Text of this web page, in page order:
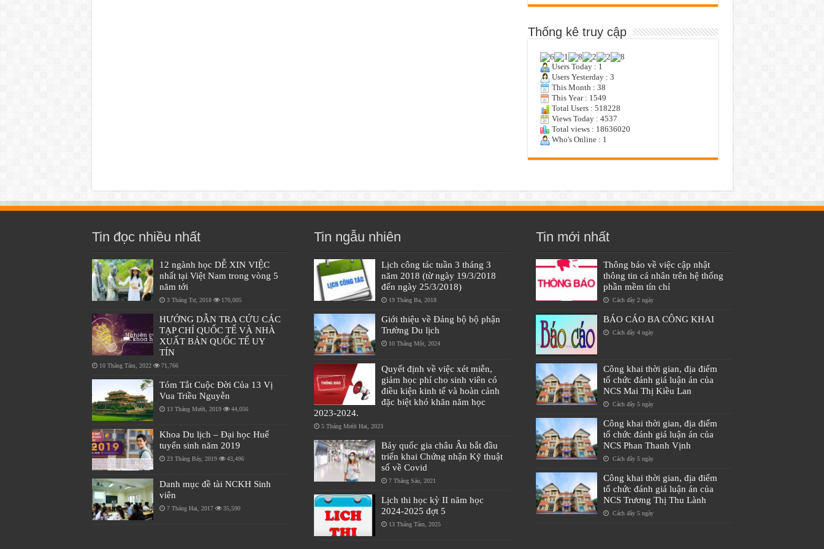
Thống kê truy cập
Users Today : 1
Users Yesterday : 3
This Month : 38
This Year : 1549
Total Users : 518228
Views Today : 4537
Total views : 18636020
Who's Online : 1
Tin đọc nhiều nhất
12 ngành học DỄ XIN VIỆC
nhất tại Việt Nam trong vòng 5
năm tới
3 Tháng Tư, 2018 170,005
HƯỚNG DẪN TRA CỨU CÁC
TẠP CHÍ QUỐC TẾ VÀ NHÀ
XUẤT BẢN QUỐC TẾ UY
TÍN
10 Tháng Tám, 2022 71,766
Tóm Tắt Cuộc Đời Của 13 Vị
Vua Triều Nguyễn
13 Tháng Mười, 2019 44,056
Khoa Du lịch – Đại học Huế
tuyển sinh năm 2019
23 Tháng Bảy, 2019 43,496
Danh mục đề tài NCKH Sinh
viên
7 Tháng Hai, 2017 35,590
Tin ngẫu nhiên
Lịch công tác tuần 3 tháng 3
năm 2018 (từ ngày 19/3/2018
đến ngày 25/3/2018)
19 Tháng Ba, 2018
Giới thiệu về Đảng bộ bộ phận
Trường Du lịch
10 Tháng Một, 2024
Quyết định về việc xét miễn,
giảm học phí cho sinh viên có
điều kiện kinh tế và hoàn cảnh
đặc biệt khó khăn năm học
2023-2024.
5 Tháng Mười Hai, 2023
Bảy quốc gia châu Âu bắt đầu
triển khai Chứng nhận Kỹ thuật
số về Covid
7 Tháng Sáu, 2021
Lịch thi học kỳ II năm học
2024-2025 đợt 5
13 Tháng Tám, 2025
Tin mới nhất
Thông báo về việc cập nhật
thông tin cá nhân trên hệ thống
phần mềm tín chỉ
Cách đây 2 ngày
BÁO CÁO BA CÔNG KHAI
Cách đây 4 ngày
Công khai thời gian, địa điểm
tổ chức đánh giá luận án của
NCS Mai Thị Kiều Lan
Cách đây 5 ngày
Công khai thời gian, địa điểm
tổ chức đánh giá luận án của
NCS Phan Thanh Vịnh
Cách đây 5 ngày
Công khai thời gian, địa điểm
tổ chức đánh giá luận án của
NCS Trương Thị Thu Lành
Cách đây 5 ngày